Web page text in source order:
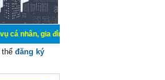
đình. Mua bán, ký gửi, cho thuê thiết bị hệ
thể đăng ký